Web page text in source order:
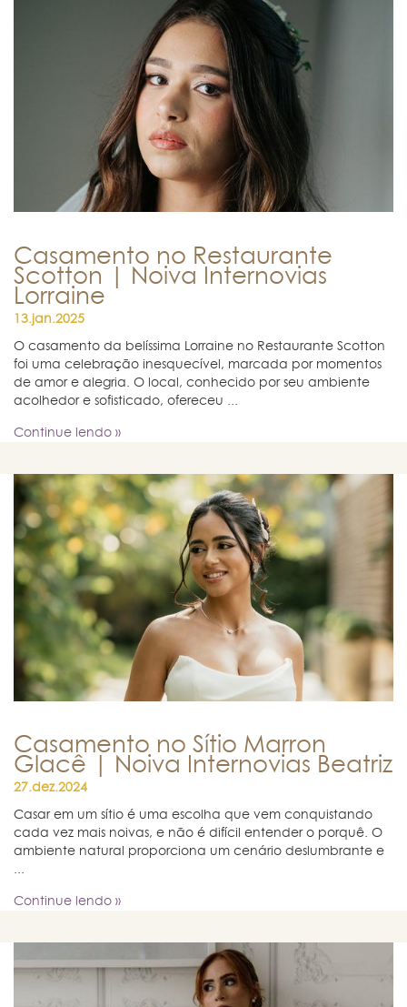
Casamento no Restaurante
Scotton | Noiva Internovias
Lorraine
13.jan.2025
O casamento da belíssima Lorraine no Restaurante Scotton
foi uma celebração inesquecível, marcada por momentos
de amor e alegria. O local, conhecido por seu ambiente
acolhedor e sofisticado, ofereceu ...
Continue lendo »
Casamento no Sítio Marron
Glacê | Noiva Internovias Beatriz
27.dez.2024
Casar em um sítio é uma escolha que vem conquistando
cada vez mais noivas, e não é difícil entender o porquê. O
ambiente natural proporciona um cenário deslumbrante e
...
Continue lendo »